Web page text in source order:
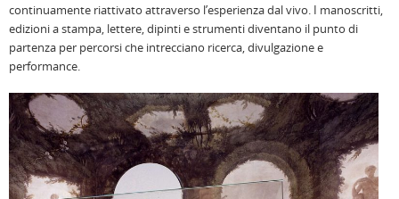
continuamente riattivato attraverso l’esperienza dal vivo. I manoscritti,
edizioni a stampa, lettere, dipinti e strumenti diventano il punto di
partenza per percorsi che intrecciano ricerca, divulgazione e
performance.